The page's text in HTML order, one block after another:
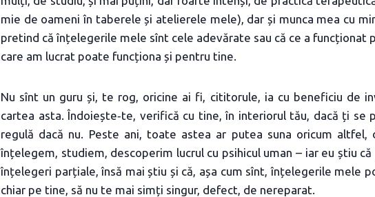
mie de oameni în taberele și atelierele mele), dar și munca mea cu
pretind că înțelegerile mele sînt cele adevărate sau că ce a funcționat
care am lucrat poate funcționa și pentru tine.
Nu sînt un guru și, te rog, oricine ai fi, cititorule, ia cu beneficiu de
cartea asta. Îndoiește‑te, verifică cu tine, în interiorul tău, dacă ți se
regulă dacă nu. Peste ani, toate astea ar putea suna oricum altfel,
înțelegem, studiem, descoperim lucrul cu psihicul uman – iar eu știu
înțelegeri parțiale, însă mai știu și că, așa cum sînt, înțelegerile mele
chiar pe tine, să nu te mai simți singur, defect, de nereparat.